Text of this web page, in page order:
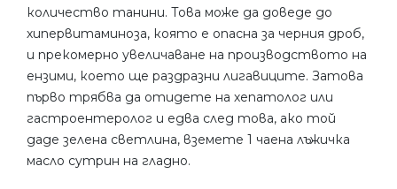
количество танини. Това може да доведе до
хипервитаминоза, която е опасна за черния дроб,
и прекомерно увеличаване на производството на
ензими, което ще раздразни лигавиците. Затова
първо трябва да отидете на хепатолог или
гастроентеролог и едва след това, ако той
даде зелена светлина, вземете 1 чаена лъжичка
масло сутрин на гладно.